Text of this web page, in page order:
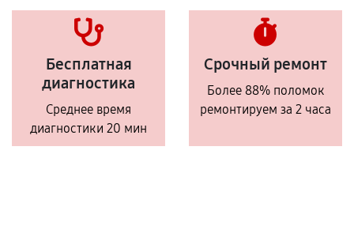
Бесплатная
диагностика
Среднее время
диагностики 20 мин
Срочный ремонт
Более 88% поломок
ремонтируем за 2 часа